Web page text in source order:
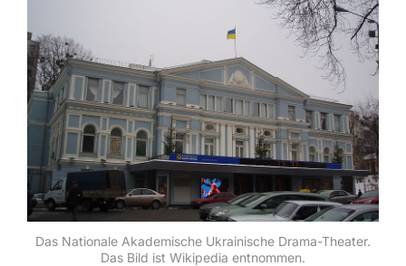
Das Nationale Akademische Ukrainische Drama-Theater.
Das Bild ist Wikipedia entnommen.